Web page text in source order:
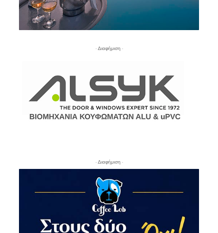
- Διαφήμιση -
- Διαφήμιση -